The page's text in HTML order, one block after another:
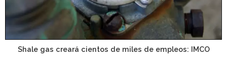
Shale gas creará cientos de miles de empleos: IMCO